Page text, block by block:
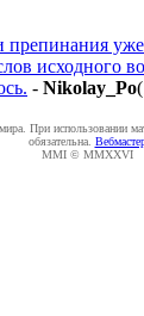
препинания
исходного
- Nikolay_Po
При использовании
обязательна.
MMI © MMXXVI